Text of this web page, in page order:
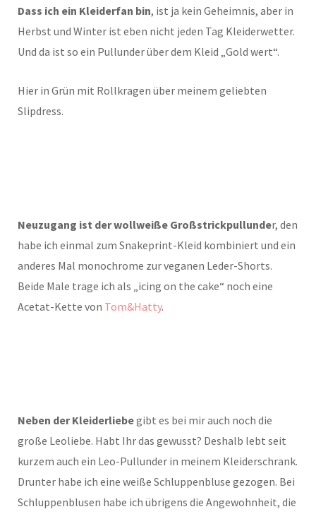
Dass ich ein Kleiderfan bin, ist ja kein Geheimnis, aber in
Herbst und Winter ist eben nicht jeden Tag Kleiderwetter.
Und da ist so ein Pullunder über dem Kleid „Gold wert“.
Hier in Grün mit Rollkragen über meinem geliebten
Slipdress.
Neuzugang ist der wollweiße Großstrickpullunder, den
habe ich einmal zum Snakeprint-Kleid kombiniert und ein
anderes Mal monochrome zur veganen Leder-Shorts.
Beide Male trage ich als „icing on the cake“ noch eine
Acetat-Kette von Tom&Hatty.
Neben der Kleiderliebegibt es bei mir auch noch die
große Leoliebe. Habt Ihr das gewusst? Deshalb lebt seit
kurzem auch ein Leo-Pullunder in meinem Kleiderschrank.
Drunter habe ich eine weiße Schluppenbluse gezogen. Bei
Schluppenblusen habe ich übrigens die Angewohnheit, die